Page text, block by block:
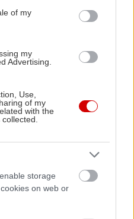
of my
my
Advertising.
Use,
of my
with the
storage
on web or
σου πως εσύ έχεις
σου με τη σκέψη ότι η
θέμα διάθεσης, αλλά
ζωής.